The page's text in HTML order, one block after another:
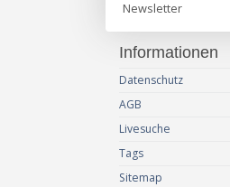
Newsletter
Informationen
Datenschutz
AGB
Livesuche
Tags
Sitemap